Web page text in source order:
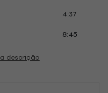
4:37
8:45
descrição